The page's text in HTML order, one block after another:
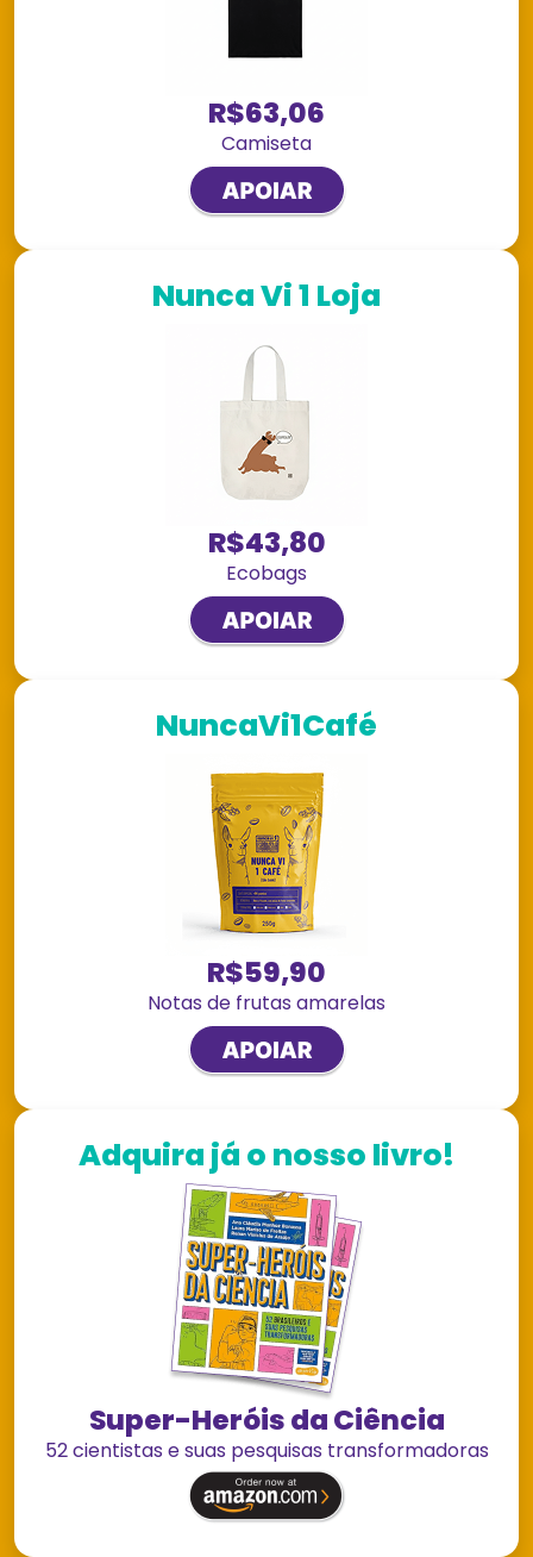
R$63,06
Camiseta
Nunca Vi 1 Loja
R$43,80
Ecobags
NuncaVi1Café
R$59,90
Notas de frutas amarelas
Adquira já o nosso livro!
Super-Heróis da Ciência
52 cientistas e suas pesquisas transformadoras